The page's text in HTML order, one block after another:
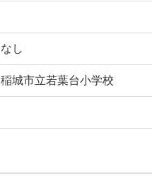
なし
稲城市立若葉台小学校